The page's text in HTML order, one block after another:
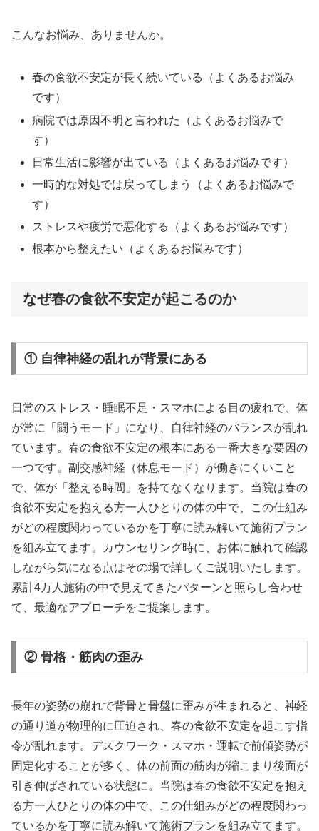
こんなお悩み、ありませんか。
春の食欲不安定が長く続いている（よくあるお悩み
です）
病院では原因不明と言われた（よくあるお悩みで
す）
日常生活に影響が出ている（よくあるお悩みです）
一時的な対処では戻ってしまう（よくあるお悩みで
す）
ストレスや疲労で悪化する（よくあるお悩みです）
根本から整えたい（よくあるお悩みです）
なぜ春の食欲不安定が起こるのか
① 自律神経の乱れが背景にある
日常のストレス・睡眠不足・スマホによる目の疲れで、体
が常に「闘うモード」になり、自律神経のバランスが乱れ
ています。春の食欲不安定の根本にある一番大きな要因の
一つです。副交感神経（休息モード）が働きにくいこと
で、体が「整える時間」を持てなくなります。当院は春の
食欲不安定を抱える方一人ひとりの体の中で、この仕組み
がどの程度関わっているかを丁寧に読み解いて施術プラン
を組み立てます。カウンセリング時に、お体に触れて確認
しながら気になる点はその場で詳しくご説明いたします。
累計4万人施術の中で見えてきたパターンと照らし合わせ
て、最適なアプローチをご提案します。
② 骨格・筋肉の歪み
長年の姿勢の崩れで背骨と骨盤に歪みが生まれると、神経
の通り道が物理的に圧迫され、春の食欲不安定を起こす指
令が乱れます。デスクワーク・スマホ・運転で前傾姿勢が
固定化することが多く、体の前面の筋肉が縮こまり後面が
引き伸ばされている状態に。当院は春の食欲不安定を抱え
る方一人ひとりの体の中で、この仕組みがどの程度関わっ
ているかを丁寧に読み解いて施術プランを組み立てます。